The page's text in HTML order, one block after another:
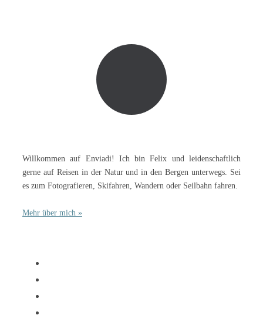
Willkommen auf Enviadi! Ich bin Felix und leidenschaftlich
gerne auf Reisen in der Natur und in den Bergen unterwegs. Sei
es zum Fotografieren, Skifahren, Wandern oder Seilbahn fahren.
Mehr über mich »